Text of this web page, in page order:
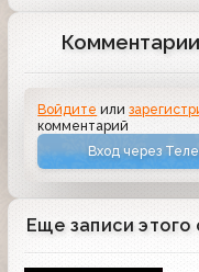
Комментарии
Войдите или
комментарий
Вход через
Еще записи